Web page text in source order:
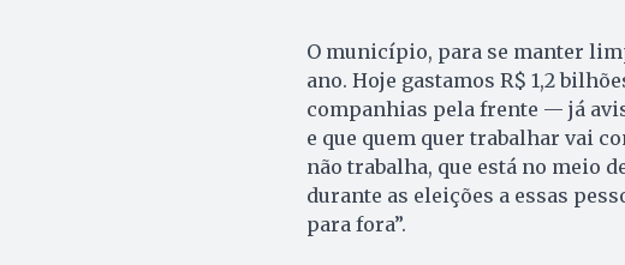
O município, para se manter
ano. Hoje gastamos R$ 1,2
companhias pela frente — já
e que quem quer trabalhar vai
não trabalha, que está no meio
durante as eleições a essas
para fora”.